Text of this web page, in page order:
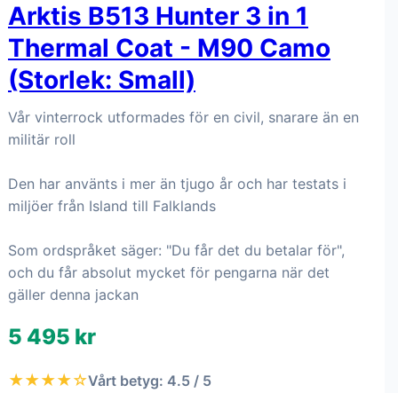
Arktis B513 Hunter 3 in 1
Thermal Coat - M90 Camo
(Storlek: Small)
Vår vinterrock utformades för en civil, snarare än en
militär roll
Den har använts i mer än tjugo år och har testats i
miljöer från Island till Falklands
Som ordspråket säger: "Du får det du betalar för",
och du får absolut mycket för pengarna när det
gäller denna jackan
5 495 kr
★★★★☆Vårt betyg: 4.5 / 5